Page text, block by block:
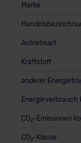
Marke
Antriebsart
Kraftstoff
anderer
Energieverbrauch
CO2-Emissionen
CO2-Klasse